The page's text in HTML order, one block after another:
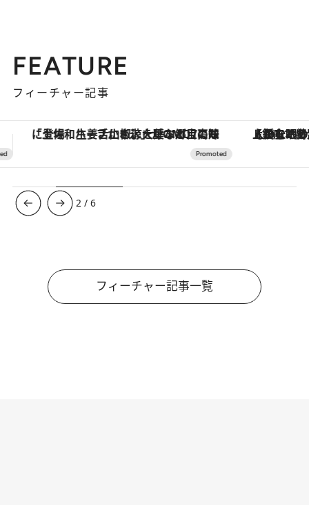
FEATURE
フィーチャー記事
【銀座で出合う最旬美容】美髪ケアや上質な眠り…セルフケアのアップデートから、特別な名入れギフトまで。大人のための「ReFa GINZA」クルーズ
3 /6
フィーチャー記事一覧